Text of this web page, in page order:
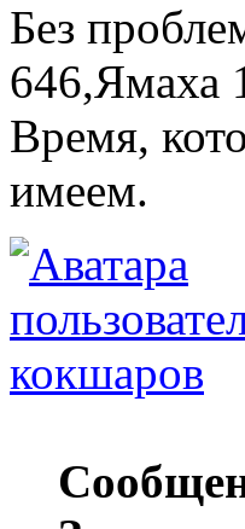
Без
646,Ямаха
Время,
имеем.
кокшаров